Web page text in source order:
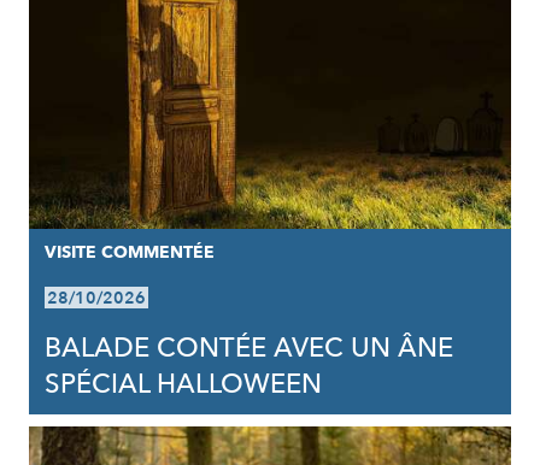
VISITE COMMENTÉE
28/10/2026
BALADE CONTÉE AVEC UN ÂNE
SPÉCIAL HALLOWEEN